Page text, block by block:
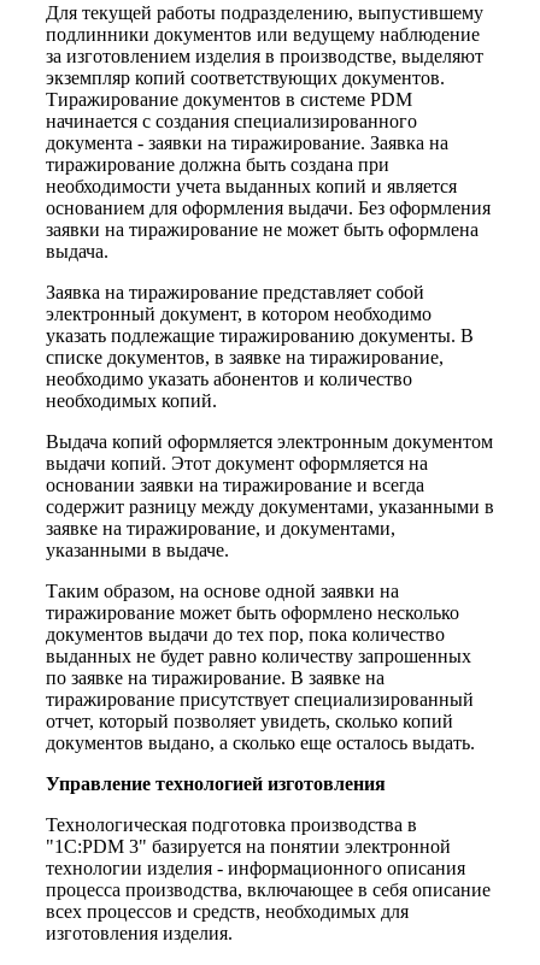
Для текущей работы подразделению, выпустившему
подлинники документов или ведущему наблюдение
за изготовлением изделия в производстве, выделяют
экземпляр копий соответствующих документов.
Тиражирование документов в системе PDM
начинается с создания специализированного
документа - заявки на тиражирование. Заявка на
тиражирование должна быть создана при
необходимости учета выданных копий и является
основанием для оформления выдачи. Без оформления
заявки на тиражирование не может быть оформлена
выдача.
Заявка на тиражирование представляет собой
электронный документ, в котором необходимо
указать подлежащие тиражированию документы. В
списке документов, в заявке на тиражирование,
необходимо указать абонентов и количество
необходимых копий.
Выдача копий оформляется электронным документом
выдачи копий. Этот документ оформляется на
основании заявки на тиражирование и всегда
содержит разницу между документами, указанными в
заявке на тиражирование, и документами,
указанными в выдаче.
Таким образом, на основе одной заявки на
тиражирование может быть оформлено несколько
документов выдачи до тех пор, пока количество
выданных не будет равно количеству запрошенных
по заявке на тиражирование. В заявке на
тиражирование присутствует специализированный
отчет, который позволяет увидеть, сколько копий
документов выдано, а сколько еще осталось выдать.
Управление технологией изготовления
Технологическая подготовка производства в
"1С:PDM 3" базируется на понятии электронной
технологии изделия - информационного описания
процесса производства, включающее в себя описание
всех процессов и средств, необходимых для
изготовления изделия.